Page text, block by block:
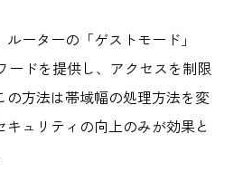
ーターの「ゲストモード」
ードを提供し、アクセスを制限
方法は帯域幅の処理方法を変
ュリティの向上のみが効果と